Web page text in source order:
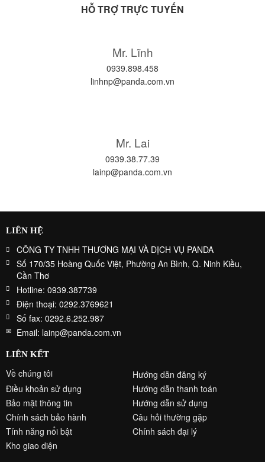
HỖ TRỢ TRỰC TUYẾN
Mr. Lĩnh
0939.898.458
linhnp@panda.com.vn
Mr. Lai
0939.38.77.39
lainp@panda.com.vn
LIÊN HỆ
CÔNG TY TNHH THƯƠNG MẠI VÀ DỊCH VỤ PANDA
Số 170/35 Hoàng Quốc Việt, Phường An Bình, Q. Ninh Kiều,
Cần Thơ
Hotline: 0939.387739
Điện thoại: 0292.3769621
Số fax: 0292.6.252.987
Email: lainp@panda.com.vn
LIÊN KẾT
Về chúng tôi
Hướng dẫn đăng ký
Điều khoản sử dụng
Hướng dẫn thanh toán
Bảo mật thông tin
Hướng dẫn sử dụng
Chính sách bảo hành
Câu hỏi thường gặp
Tính năng nổi bật
Chính sách đại lý
Kho giao diện